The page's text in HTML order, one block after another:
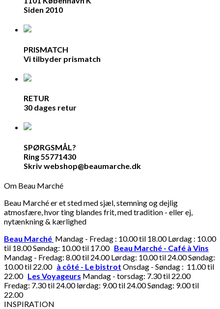
Siden 2010
PRISMATCH
Vi tilbyder prismatch
RETUR
30 dages retur
SPØRGSMÅL?
Ring 55771430
Skriv webshop@beaumarche.dk
Om Beau Marché
Beau Marché er et sted med sjæl, stemning og dejlig
atmosfære, hvor ting blandes frit, med tradition - eller ej,
nytænkning & kærlighed
Beau Marché Mandag - Fredag : 10.00 til 18.00 Lørdag : 10.00
til 18.00 Søndag: 10.00 til 17.00 Beau Marché - Café à Vins
Mandag - Fredag: 8.00 til 24.00 Lørdag: 10.00 til 24.00 Søndag:
10.00 til 22.00 à côté - Le bistrot Onsdag - Søndag : 11.00 til
22.00 Les Voyageurs Mandag - torsdag: 7.30 til 22.00
Fredag: 7.30 til 24.00 lørdag: 9.00 til 24.00 Søndag: 9.00 til
22.00
INSPIRATION